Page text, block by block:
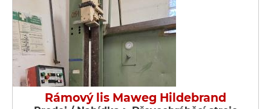
Rámový lis Maweg Hildebrand